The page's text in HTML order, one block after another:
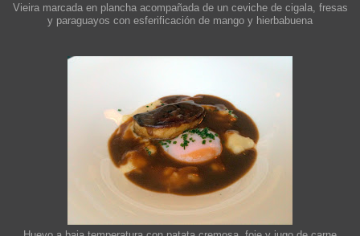
Vieira marcada en plancha acompañada de un ceviche de cigala, fresas
y paraguayos con esferificación de mango y hierbabuena